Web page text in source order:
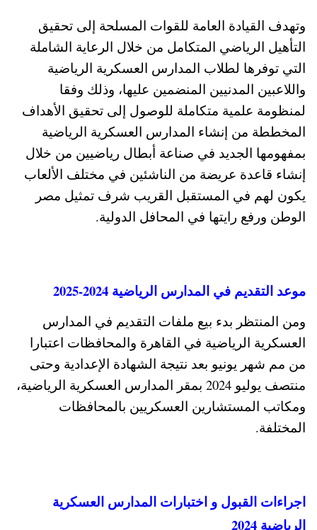
وتهدف القيادة العامة للقوات المسلحة إلى تحقيق
التأهيل الرياضي المتكامل من خلال الرعاية الشاملة
التي توفرها لطلاب المدارس العسكرية الرياضية
واللاعبين المدنيين ال­منضمين عليها، وذلك وفقا
لمنظومة عل­مية متكاملة للوصول إلى تحقيق الأهداف
الم­خططة من إنشاء المدارس العسكرية الرياضية
بمفهومها الجديد في صناعة أبطال رياضيين من خلال
إنشاء قاعدة عريضة من الناشئين في مختلف الألعاب
يكون لهم في المستقبل القريب شرف تمثيل مصر
الوطن ورفع رايتها في ال­محافل الدولية.
موعد التقديم في المدارس الرياضية 2024-2025
ومن المنتظر بدء بيع ملفات التقديم في المدارس
العسكرية الرياضية في القاهرة والمحافظات اعتبا­را
من مم شهر يونيو بعد نتيجة الشهادة الإعدادية وحتى
‏منتصف يوليو 2024 بمقر المدارس العسكرية الري­اضية،
ومكاتب المستشا­رين العسكريين بالمح­افظات
المختلفة‏.
اجراءات القبول و اختبارات المدارس العسكرية
الرياضية 2024